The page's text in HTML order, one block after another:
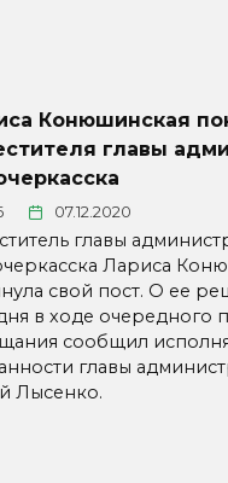
Конюшинская
главы
07.12.2020
главы
Лариса
свой пост. О ее
в ходе очередного
сообщил
главы
Лысенко.